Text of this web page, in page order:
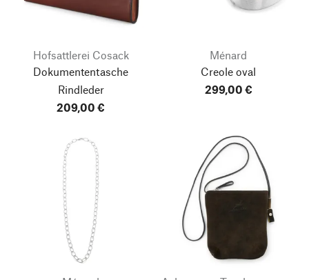
Hofsattlerei Cosack
Dokumententasche
Rindleder
209,00 €
Ménard
Creole oval
299,00 €